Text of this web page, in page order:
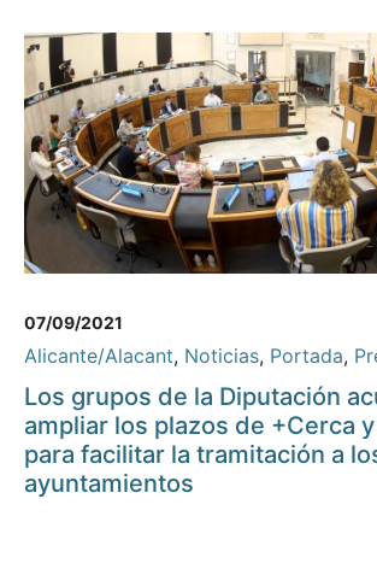
07/09/2021
Alicante/Alacant, Noticias, Portada,
Los grupos de la Diputación
ampliar los plazos de +Cerca
para facilitar la tramitación a
ayuntamientos